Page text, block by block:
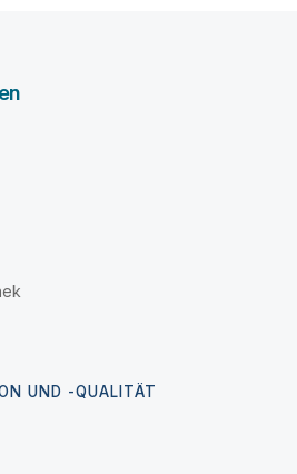
UND -QUALITÄT